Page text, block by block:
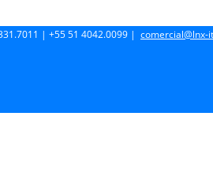
| +55 51 4042.0099 | comercial@lnx-